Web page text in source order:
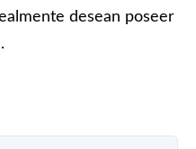
desean poseer